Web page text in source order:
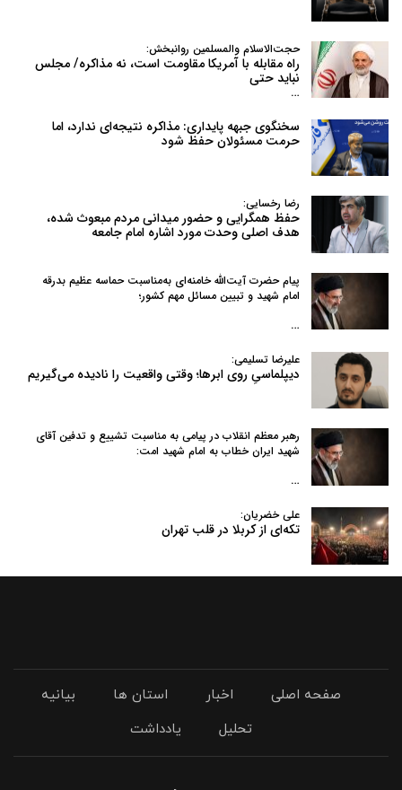
حجت‌الاسلام والمسلمین روانبخش:
راه مقابله با آمریکا مقاومت است، نه مذاکره/ مجلس
نباید حتی
…
سخنگوی جبهه پایداری: مذاکره نتیجه‌ای ندارد، اما
حرمت مسئولان حفظ شود
رضا رخسایی:
حفظ همگرایی و حضور میدانی مردم مبعوث شده،
هدف اصلی وحدت مورد اشاره امام جامعه
پیام حضرت آیت‌الله خامنه‌ای به‌مناسبت حماسه عظیم بدرقه
امام شهید و تبیین مسائل مهم کشور؛
…
علیرضا تسلیمی:
دیپلماسیِ روی ابرها؛ وقتی واقعیت را نادیده می‌گیریم
رهبر معظم انقلاب در پیامی به‌ مناسبت تشییع و تدفین آقای
شهید ایران خطاب به امام شهید امت:
…
علی خضریان:
تکه‌ای از کربلا در قلب تهران
صفحه اصلی اخبار استان ها
بیانیه
تحلیل
یادداشت